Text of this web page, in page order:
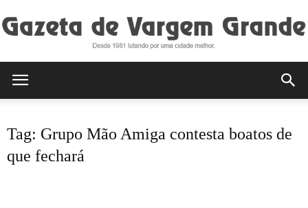
de
Tag: Grupo Mão Amiga contesta boatos de
que fechará